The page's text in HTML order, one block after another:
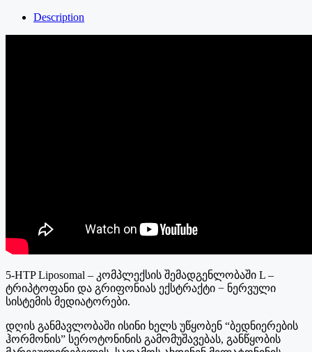
Description
5-HTP Liposomal – კომპლექსის შემადგენლობაში L –
ტრიპტოფანი და გრიფონიას ექსტრაქტი − ნერვული
სისტემის მედიატორები.
დღის განმავლობაში ისინი ხელს უწყობენ “ბედნიერების
ჰორმონის” სეროტონინის გამომუშავებას, განწყობის